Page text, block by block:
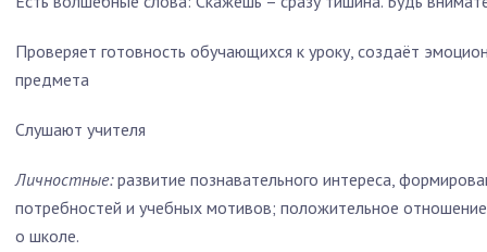
Проверяет готовность обучающихся к уроку, создаёт
предмета
Слушают учителя
Личностные:развитие познавательного интереса,
потребностей и учебных мотивов; положительное
о школе.